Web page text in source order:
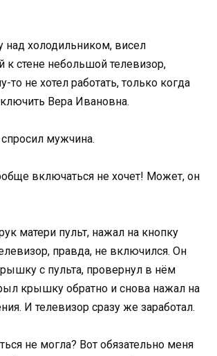
над холодильником, висел
к стене небольшой телевизор,
то не хотел работать, только когда
Вера Ивановна.
мужчина.
включаться не хочет! Может, он
матери пульт, нажал на кнопку
правда, не включился. Он
с пульта, провернул в нём
крышку обратно и снова нажал на
И телевизор сразу же заработал.
не могла? Вот обязательно меня